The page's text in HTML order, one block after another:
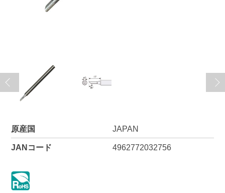
原産国 JAPAN
JANコード 4962772032756